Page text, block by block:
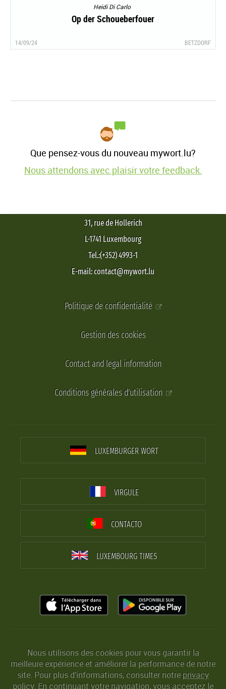
Heidi Di Carlo
Op der Schoueberfouer
14/09/24 BETZDORF
Que pensez-vous du nouveau mywort.lu?
Nous attendons avec plaisir votre feedback.
31, rue de Hollerich
L-1741 Luxembourg
Tel.:(+352) 4993-1
E-mail: contact@mywort.lu
Politique de confidentialité
Gestion des cookies
Contact and legal information
Conditions générales d'utilisation
LUXEMBURGER WORT
VIRGULE
CONTACTO
LUXEMBOURG TIMES
Nous utilisons des cookies pour vous garantir la
meilleure expérience et améliorer la performance de notre
site. Pour plus d’informations, consulter notreprivacy
policy. En continuant votre navigation, vous acceptez le